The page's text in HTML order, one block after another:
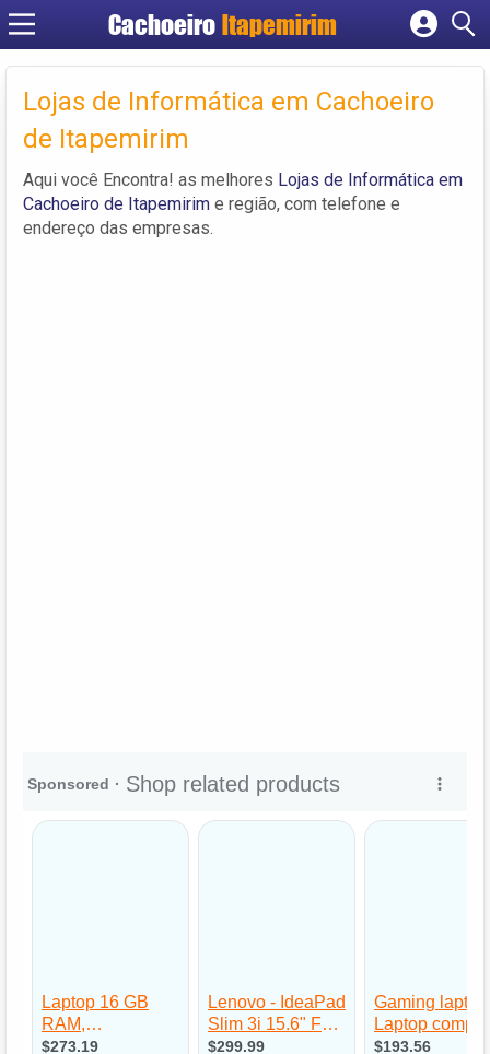
Cachoeiro Itapemirim
Cadastrar empresa
Criar conta
Lojas de Informática em Cachoeiro
de Itapemirim
Aqui você Encontra! as melhores Lojas de Informática em
Cachoeiro de Itapemirim e região, com telefone e
endereço das empresas.